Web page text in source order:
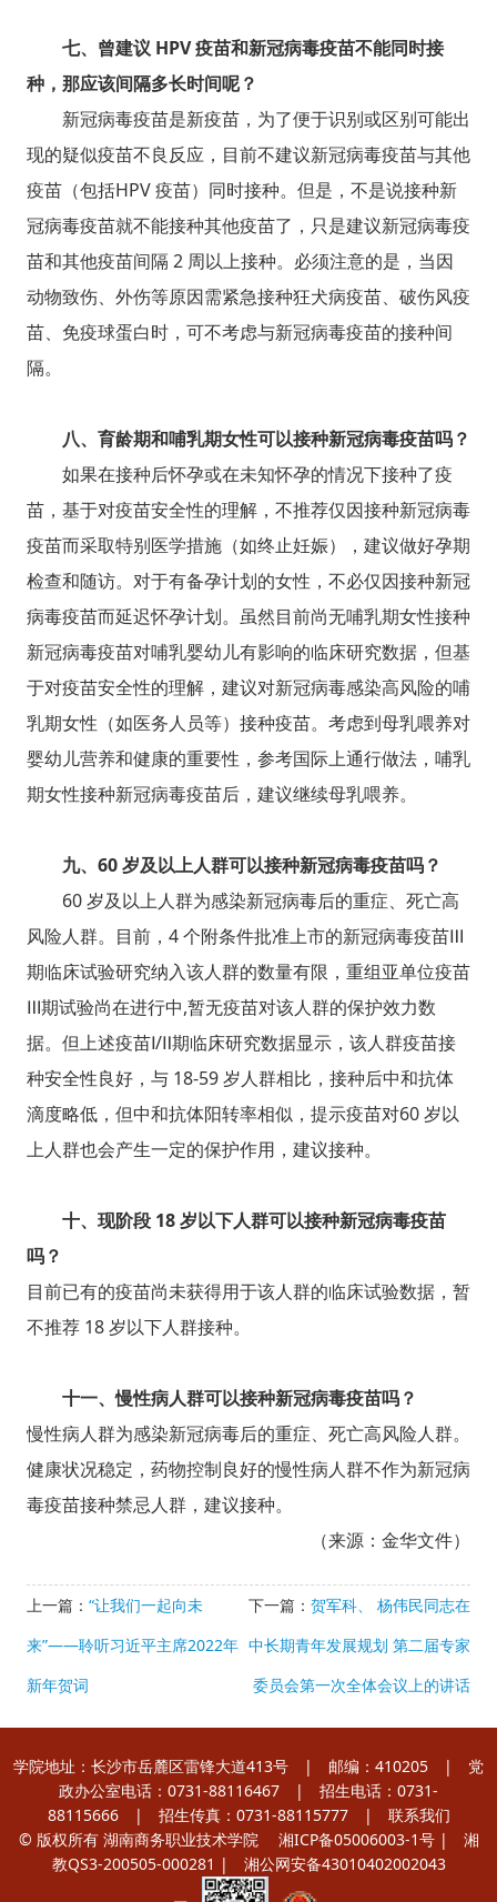
七、曾建议 HPV 疫苗和新冠病毒疫苗不能同时接
种，那应该间隔多长时间呢？
新冠病毒疫苗是新疫苗，为了便于识别或区别可能出
现的疑似疫苗不良反应，目前不建议新冠病毒疫苗与其他
疫苗（包括HPV 疫苗）同时接种。但是，不是说接种新
冠病毒疫苗就不能接种其他疫苗了，只是建议新冠病毒疫
苗和其他疫苗间隔 2 周以上接种。必须注意的是，当因
动物致伤、外伤等原因需紧急接种狂犬病疫苗、破伤风疫
苗、免疫球蛋白时，可不考虑与新冠病毒疫苗的接种间
隔。
八、育龄期和哺乳期女性可以接种新冠病毒疫苗吗？
如果在接种后怀孕或在未知怀孕的情况下接种了疫
苗，基于对疫苗安全性的理解，不推荐仅因接种新冠病毒
疫苗而采取特别医学措施（如终止妊娠），建议做好孕期
检查和随访。对于有备孕计划的女性，不必仅因接种新冠
病毒疫苗而延迟怀孕计划。虽然目前尚无哺乳期女性接种
新冠病毒疫苗对哺乳婴幼儿有影响的临床研究数据，但基
于对疫苗安全性的理解，建议对新冠病毒感染高风险的哺
乳期女性（如医务人员等）接种疫苗。考虑到母乳喂养对
婴幼儿营养和健康的重要性，参考国际上通行做法，哺乳
期女性接种新冠病毒疫苗后，建议继续母乳喂养。
九、60 岁及以上人群可以接种新冠病毒疫苗吗？
60 岁及以上人群为感染新冠病毒后的重症、死亡高
风险人群。目前，4 个附条件批准上市的新冠病毒疫苗Ⅲ
期临床试验研究纳入该人群的数量有限，重组亚单位疫苗
Ⅲ期试验尚在进行中,暂无疫苗对该人群的保护效力数
据。但上述疫苗Ⅰ/Ⅱ期临床研究数据显示，该人群疫苗接
种安全性良好，与 18-59 岁人群相比，接种后中和抗体
滴度略低，但中和抗体阳转率相似，提示疫苗对60 岁以
上人群也会产生一定的保护作用，建议接种。
十、现阶段 18 岁以下人群可以接种新冠病毒疫苗
吗？
目前已有的疫苗尚未获得用于该人群的临床试验数据，暂
不推荐 18 岁以下人群接种。
十一、慢性病人群可以接种新冠病毒疫苗吗？
慢性病人群为感染新冠病毒后的重症、死亡高风险人群。
健康状况稳定，药物控制良好的慢性病人群不作为新冠病
毒疫苗接种禁忌人群，建议接种。
（来源：金华文件）
上一篇： “让我们一起向未
来”——聆听习近平主席2022年
新年贺词
下一篇： 贺军科、 杨伟民同志在
中长期青年发展规划 第二届专家
委员会第一次全体会议上的讲话
学院地址：长沙市岳麓区雷锋大道413号 | 邮编：410205 | 党
政办公室电话：0731-88116467 | 招生电话：0731-
88115666 | 招生传真：0731-88115777 | 联系我们
© 版权所有 湖南商务职业技术学院
湘ICP备05006003-1号 | 湘
教QS3-200505-000281 | 湘公网安备43010402002043